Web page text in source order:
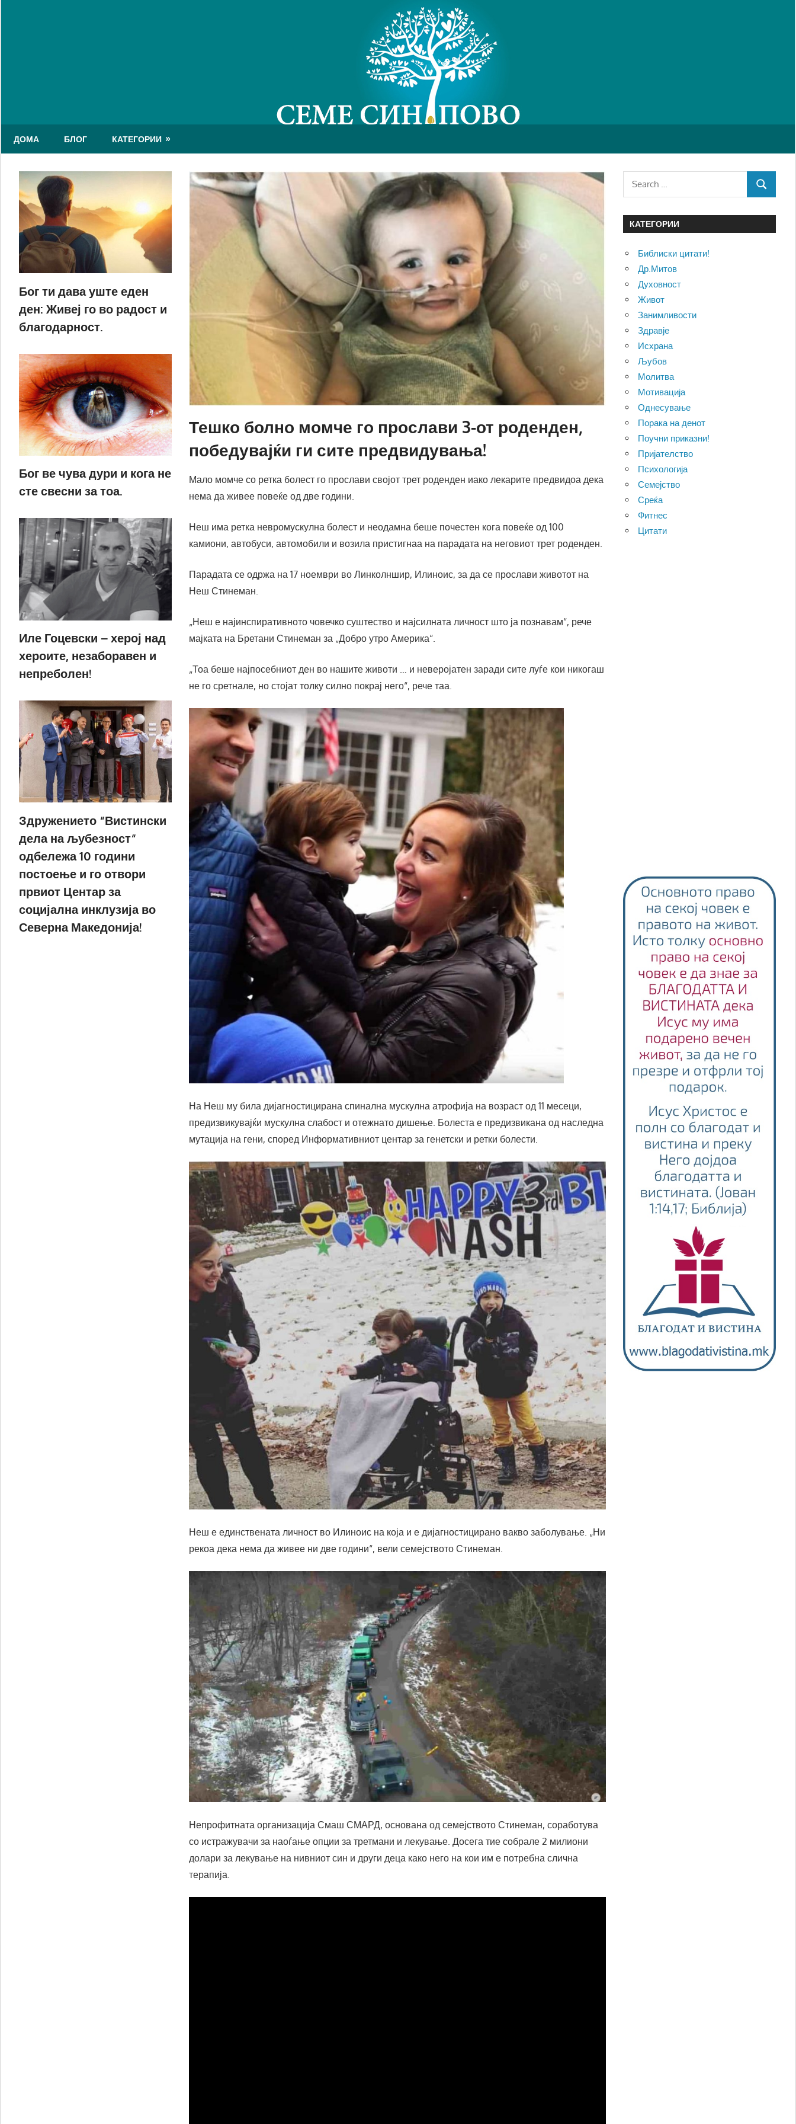
ДОМА БЛОГ КАТЕГОРИИ
Тешко болно момче го прослави 3-от роденден,
победувајќи ги сите предвидувања!
Мало момче со ретка болест го прослави својот трет роденден иако лекарите предвидоа дека
нема да живее повеќе од две години.
Неш има ретка невромускулна болест и неодамна беше почестен кога повеќе од 100
камиони, автобуси, автомобили и возила пристигнаа на парадата на неговиот трет роденден.
Парадата се одржа на 17 ноември во Линколншир, Илиноис, за да се прослави животот на
Неш Стинеман.
„Неш е најинспиративното човечко суштество и најсилната личност што ја познавам“, рече
мајката на Бретани Стинеман за „Добро утро Америка“.
„Тоа беше најпосебниот ден во нашите животи … и неверојатен заради сите луѓе кои никогаш
не го сретнале, но стојат толку силно покрај него“, рече таа.
На Неш му била дијагностицирана спинална мускулна атрофија на возраст од 11 месеци,
предизвикувајќи мускулна слабост и отежнато дишење. Болеста е предизвикана од наследна
мутација на гени, според Информативниот центар за генетски и ретки болести.
Неш е единствената личност во Илиноис на која и е дијагностицирано вакво заболување. „Ни
рекоа дека нема да живее ни две години“, вели семејството Стинеман.
Непрофитната организација Смаш СМАРД, основана од семејството Стинеман, соработува
со истражувачи за наоѓање опции за третмани и лекување. Досега тие собрале 2 милиони
долари за лекување на нивниот син и други деца како него на кои им е потребна слична
терапија.
Бог ти дава уште еден
ден: Живеј го во радост и
благодарност.
Бог ве чува дури и кога не
сте свесни за тоа.
Иле Гоцевски – херој над
хероите, незаборавен и
непреболен!
Здружението “Вистински
дела на љубезност“
одбележа 10 години
постоење и го отвори
првиот Центар за
социјална инклузија во
Северна Македонија!
Search
SEARCH
КАТЕГОРИИ
Библиски цитати!
Др.Митов
Духовност
Живот
Занимливости
Здравје
Исхрана
Љубов
Молитва
Мотивација
Однесување
Порака на денот
Поучни приказни!
Пријателство
Психологија
Семејство
Среќа
Фитнес
Цитати